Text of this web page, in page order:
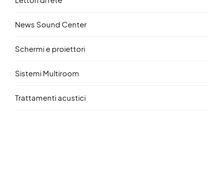
News Sound Center
Schermi e proiettori
Sistemi Multiroom
Trattamenti acustici